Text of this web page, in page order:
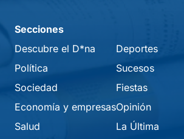
Secciones
Descubre el D*na
Política
Sociedad
Economía y empresas
Salud
Deportes
Sucesos
Fiestas
Opinión
La Última